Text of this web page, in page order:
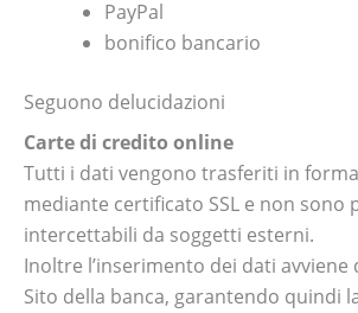
PayPal
bonifico bancario
Seguono delucidazioni
Carte di credito online
Tutti i dati vengono trasferiti in
mediante certificato SSL e non sono
intercettabili da soggetti esterni.
Inoltre l’inserimento dei dati
Sito della banca, garantendo quindi